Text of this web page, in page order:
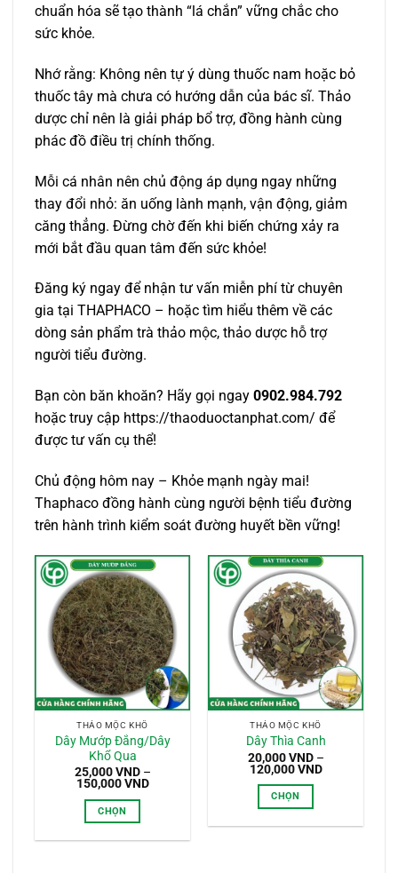
chuẩn hóa sẽ tạo thành “lá chắn” vững chắc cho
sức khỏe.
Nhớ rằng: Không nên tự ý dùng thuốc nam hoặc bỏ
thuốc tây mà chưa có hướng dẫn của bác sĩ. Thảo
dược chỉ nên là giải pháp bổ trợ, đồng hành cùng
phác đồ điều trị chính thống.
Mỗi cá nhân nên chủ động áp dụng ngay những
thay đổi nhỏ: ăn uống lành mạnh, vận động, giảm
căng thẳng. Đừng chờ đến khi biến chứng xảy ra
mới bắt đầu quan tâm đến sức khỏe!
Đăng ký ngay để nhận tư vấn miễn phí từ chuyên
gia tại THAPHACO – hoặc tìm hiểu thêm về các
dòng sản phẩm trà thảo mộc, thảo dược hỗ trợ
người tiểu đường.
Bạn còn băn khoăn? Hãy gọi ngay 0902.984.792
hoặc truy cập https://thaoduoctanphat.com/ để
được tư vấn cụ thể!
Chủ động hôm nay – Khỏe mạnh ngày mai!
Thaphaco đồng hành cùng người bệnh tiểu đường
trên hành trình kiểm soát đường huyết bền vững!
THẢO MỘC KHÔ
Dây Mướp Đắng/Dây
Khổ Qua
25,000VND –
150,000VNDKhoảng
150,000 VND
CHỌN
THẢO MỘC KHÔ
Dây Thìa Canh
20,000VND –
120,000VNDKhoảng
120,000 VND
CHỌN